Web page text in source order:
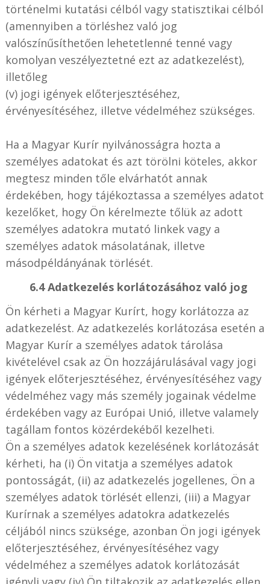
történelmi kutatási célból vagy statisztikai célból
(amennyiben a törléshez való jog
valószínűsíthetően lehetetlenné tenné vagy
komolyan veszélyeztetné ezt az adatkezelést),
illetőleg
(v) jogi igények előterjesztéséhez,
érvényesítéséhez, illetve védelméhez szükséges.
Ha a Magyar Kurír nyilvánosságra hozta a
személyes adatokat és azt törölni köteles, akkor
megtesz minden tőle elvárhatót annak
érdekében, hogy tájékoztassa a személyes adatot
kezelőket, hogy Ön kérelmezte tőlük az adott
személyes adatokra mutató linkek vagy a
személyes adatok másolatának, illetve
másodpéldányának törlését.
6.4 Adatkezelés korlátozásához való jog
Ön kérheti a Magyar Kurírt, hogy korlátozza az
adatkezelést. Az adatkezelés korlátozása esetén a
Magyar Kurír a személyes adatok tárolása
kivételével csak az Ön hozzájárulásával vagy jogi
igények előterjesztéséhez, érvényesítéséhez vagy
védelméhez vagy más személy jogainak védelme
érdekében vagy az Európai Unió, illetve valamely
tagállam fontos közérdekéből kezelheti.
Ön a személyes adatok kezelésének korlátozását
kérheti, ha (i) Ön vitatja a személyes adatok
pontosságát, (ii) az adatkezelés jogellenes, Ön a
személyes adatok törlését ellenzi, (iii) a Magyar
Kurírnak a személyes adatokra adatkezelés
céljából nincs szüksége, azonban Ön jogi igények
előterjesztéséhez, érvényesítéséhez vagy
védelméhez a személyes adatok korlátozását